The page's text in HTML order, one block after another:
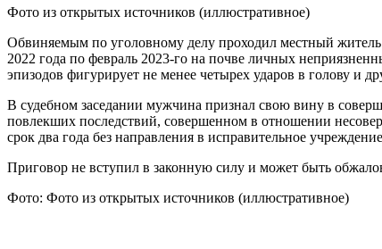
Фото из открытых источников (иллюстративное)
Обвиняемым по уголовному делу проходил местный
2022 года по февраль 2023-го на почве личных
эпизодов фигурирует не менее четырех ударов в голову и
В судебном заседании мужчина признал свою вину в
повлекших последствий, совершенном в отношении
срок два года без направления в исправительное
Приговор не вступил в законную силу и может быть
Фото: Фото из открытых источников (иллюстративное)